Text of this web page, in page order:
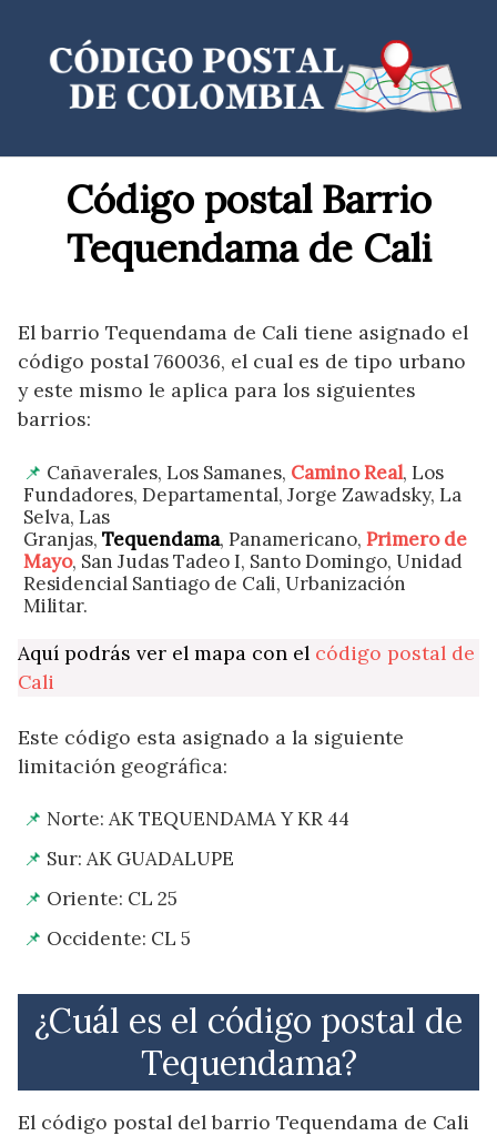
contenido
Código postal Barrio
Tequendama de Cali
El barrio Tequendama de Cali tiene asignado el
código postal 760036, el cual es de tipo urbano
y este mismo le aplica para los siguientes
barrios:
Cañaverales, Los Samanes, Camino Real, Los
Fundadores, Departamental, Jorge Zawadsky, La
Selva, Las
Granjas, Tequendama, Panamericano, Primero de
Mayo, San Judas Tadeo I, Santo Domingo, Unidad
Residencial Santiago de Cali, Urbanización
Militar.
Aquí podrás ver el mapa con el código postal de
Cali
Este código esta asignado a la siguiente
limitación geográfica:
Norte: AK TEQUENDAMA Y KR 44
Sur: AK GUADALUPE
Oriente: CL 25
Occidente: CL 5
¿Cuál es el código postal de
Tequendama?
El código postal del barrio Tequendama de Cali